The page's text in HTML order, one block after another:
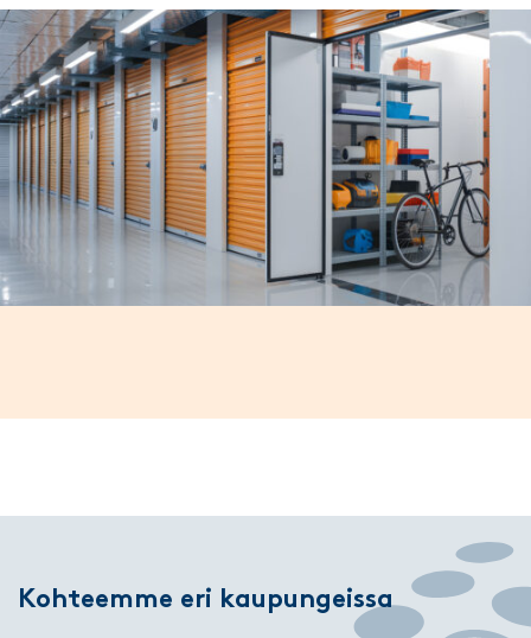
Kohteemme eri kaupungeissa